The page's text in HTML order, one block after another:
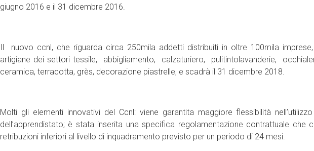
giugno 2016 e il 31 dicembre 2016.
Il nuovo ccnl, che riguarda circa 250mila addetti distribuiti in oltre 100mila
artigiane dei settori tessile, abbigliamento, calzaturiero, pulitintolavanderie,
ceramica, terracotta, grès, decorazione piastrelle, e scadrà il 31 dicembre 2018.
Molti gli elementi innovativi del Ccnl: viene garantita maggiore flessibilità
dell’apprendistato; è stata inserita una specifica regolamentazione contrattuale che
retribuzioni inferiori al livello di inquadramento previsto per un periodo di 24 mesi.